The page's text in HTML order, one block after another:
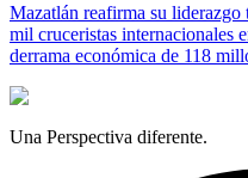
Mazatlán reafirma su
mil cruceristas internacionales
derrama económica de 118
Una Perspectiva diferente.